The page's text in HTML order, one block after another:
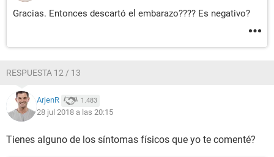
Gracias. Entonces descartó el embarazo???? Es negativo?
RESPUESTA 12 / 13
ArjenR 1.483
28 jul 2018 a las 20:15
Tienes alguno de los síntomas físicos que yo te comenté?